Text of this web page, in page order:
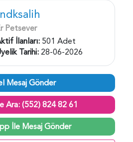
Petsever
İlanları: 501 Adet
Tarihi: 28-06-2026
Mesaj Gönder
Ara: (552) 824 82 61
İle Mesaj Gönder